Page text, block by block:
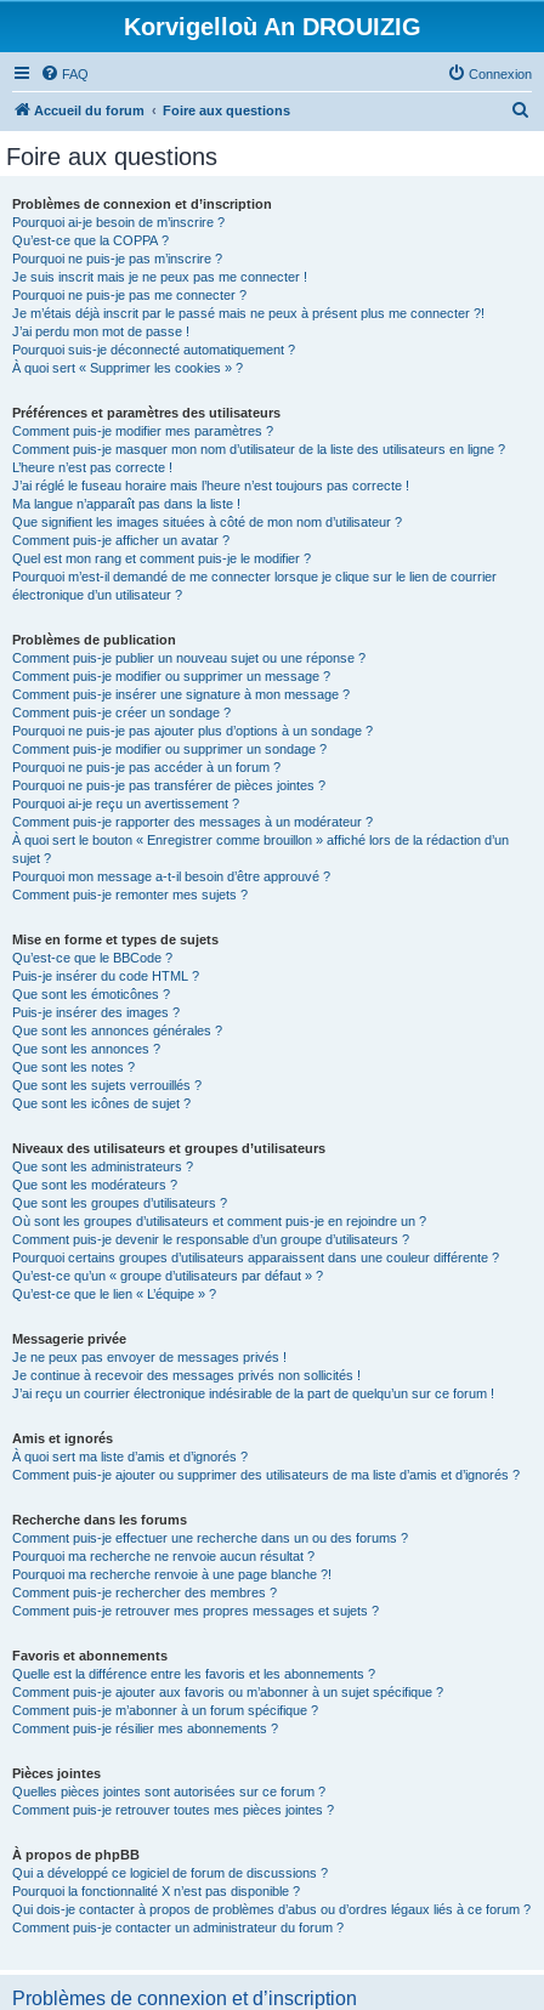
Korvigelloù An DROUIZIG
FAQ Connexion
Accueil du forum Foire aux questions
Foire aux questions
Problèmes de connexion et d’inscription
Pourquoi ai-je besoin de m’inscrire ?
Qu’est-ce que la COPPA ?
Pourquoi ne puis-je pas m’inscrire ?
Je suis inscrit mais je ne peux pas me connecter !
Pourquoi ne puis-je pas me connecter ?
Je m’étais déjà inscrit par le passé mais ne peux à présent plus me connecter ?!
J’ai perdu mon mot de passe !
Pourquoi suis-je déconnecté automatiquement ?
À quoi sert « Supprimer les cookies » ?
Préférences et paramètres des utilisateurs
Comment puis-je modifier mes paramètres ?
Comment puis-je masquer mon nom d’utilisateur de la liste des utilisateurs en ligne ?
L’heure n’est pas correcte !
J’ai réglé le fuseau horaire mais l’heure n’est toujours pas correcte !
Ma langue n’apparaît pas dans la liste !
Que signifient les images situées à côté de mon nom d’utilisateur ?
Comment puis-je afficher un avatar ?
Quel est mon rang et comment puis-je le modifier ?
Pourquoi m’est-il demandé de me connecter lorsque je clique sur le lien de courrier
électronique d’un utilisateur ?
Problèmes de publication
Comment puis-je publier un nouveau sujet ou une réponse ?
Comment puis-je modifier ou supprimer un message ?
Comment puis-je insérer une signature à mon message ?
Comment puis-je créer un sondage ?
Pourquoi ne puis-je pas ajouter plus d’options à un sondage ?
Comment puis-je modifier ou supprimer un sondage ?
Pourquoi ne puis-je pas accéder à un forum ?
Pourquoi ne puis-je pas transférer de pièces jointes ?
Pourquoi ai-je reçu un avertissement ?
Comment puis-je rapporter des messages à un modérateur ?
À quoi sert le bouton « Enregistrer comme brouillon » affiché lors de la rédaction d’un
sujet ?
Pourquoi mon message a-t-il besoin d’être approuvé ?
Comment puis-je remonter mes sujets ?
Mise en forme et types de sujets
Qu’est-ce que le BBCode ?
Puis-je insérer du code HTML ?
Que sont les émoticônes ?
Puis-je insérer des images ?
Que sont les annonces générales ?
Que sont les annonces ?
Que sont les notes ?
Que sont les sujets verrouillés ?
Que sont les icônes de sujet ?
Niveaux des utilisateurs et groupes d’utilisateurs
Que sont les administrateurs ?
Que sont les modérateurs ?
Que sont les groupes d’utilisateurs ?
Où sont les groupes d’utilisateurs et comment puis-je en rejoindre un ?
Comment puis-je devenir le responsable d’un groupe d’utilisateurs ?
Pourquoi certains groupes d’utilisateurs apparaissent dans une couleur différente ?
Qu’est-ce qu’un « groupe d’utilisateurs par défaut » ?
Qu’est-ce que le lien « L’équipe » ?
Messagerie privée
Je ne peux pas envoyer de messages privés !
Je continue à recevoir des messages privés non sollicités !
J’ai reçu un courrier électronique indésirable de la part de quelqu’un sur ce forum !
Amis et ignorés
À quoi sert ma liste d’amis et d’ignorés ?
Comment puis-je ajouter ou supprimer des utilisateurs de ma liste d’amis et d’ignorés ?
Recherche dans les forums
Comment puis-je effectuer une recherche dans un ou des forums ?
Pourquoi ma recherche ne renvoie aucun résultat ?
Pourquoi ma recherche renvoie à une page blanche ?!
Comment puis-je rechercher des membres ?
Comment puis-je retrouver mes propres messages et sujets ?
Favoris et abonnements
Quelle est la différence entre les favoris et les abonnements ?
Comment puis-je ajouter aux favoris ou m’abonner à un sujet spécifique ?
Comment puis-je m’abonner à un forum spécifique ?
Comment puis-je résilier mes abonnements ?
Pièces jointes
Quelles pièces jointes sont autorisées sur ce forum ?
Comment puis-je retrouver toutes mes pièces jointes ?
À propos de phpBB
Qui a développé ce logiciel de forum de discussions ?
Pourquoi la fonctionnalité X n’est pas disponible ?
Qui dois-je contacter à propos de problèmes d’abus ou d’ordres légaux liés à ce forum ?
Comment puis-je contacter un administrateur du forum ?
Problèmes de connexion et d’inscription